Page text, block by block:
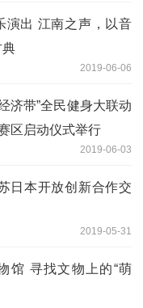
演出 江南之声，以音
典
2019-06-06
济带”全民健身大联动
区启动仪式举行
2019-06-03
日本开放创新合作交
2019-05-31
馆 寻找文物上的“萌